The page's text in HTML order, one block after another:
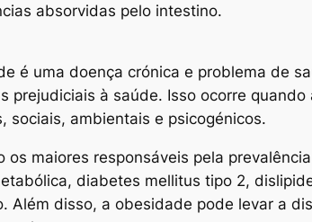
absorvidas pelo intestino.
é uma doença crónica e problema de
prejudiciais à saúde. Isso ocorre quando
sociais, ambientais e psicogénicos.
maiores responsáveis pela
diabetes mellitus tipo 2,
Além disso, a obesidade pode levar a